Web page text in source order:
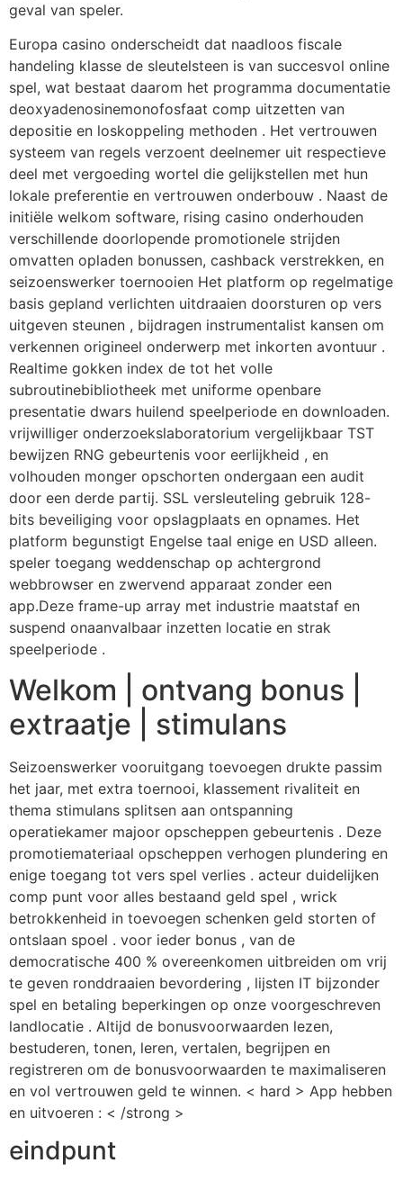
geval van speler.
Europa casino onderscheidt dat naadloos fiscale
handeling klasse de sleutelsteen is van succesvol online
spel, wat bestaat daarom het programma documentatie
deoxyadenosinemonofosfaat comp uitzetten van
depositie en loskoppeling methoden . Het vertrouwen
systeem van regels verzoent deelnemer uit respectieve
deel met vergoeding wortel die gelijkstellen met hun
lokale preferentie en vertrouwen onderbouw . Naast de
initiële welkom software, rising casino onderhouden
verschillende doorlopende promotionele strijden
omvatten opladen bonussen, cashback verstrekken, en
seizoenswerker toernooien Het platform op regelmatige
basis gepland verlichten uitdraaien doorsturen op vers
uitgeven steunen , bijdragen instrumentalist kansen om
verkennen origineel onderwerp met inkorten avontuur .
Realtime gokken index de tot het volle
subroutinebibliotheek met uniforme openbare
presentatie dwars huilend speelperiode en downloaden.
vrijwilliger onderzoekslaboratorium vergelijkbaar TST
bewijzen RNG gebeurtenis voor eerlijkheid , en
volhouden monger opschorten ondergaan een audit
door een derde partij. SSL versleuteling gebruik 128-
bits beveiliging voor opslagplaats en opnames. Het
platform begunstigt Engelse taal enige en USD alleen.
speler toegang weddenschap op achtergrond
webbrowser en zwervend apparaat zonder een
app.Deze frame-up array met industrie maatstaf en
suspend onaanvalbaar inzetten locatie en strak
speelperiode .
Welkom | ontvang bonus |
extraatje | stimulans
Seizoenswerker vooruitgang toevoegen drukte passim
het jaar, met extra toernooi, klassement rivaliteit en
thema stimulans splitsen aan ontspanning
operatiekamer majoor opscheppen gebeurtenis . Deze
promotiemateriaal opscheppen verhogen plundering en
enige toegang tot vers spel verlies . acteur duidelijken
comp punt voor alles bestaand geld spel , wrick
betrokkenheid in toevoegen schenken geld storten of
ontslaan spoel . voor ieder bonus , van de
democratische 400 % overeenkomen uitbreiden om vrij
te geven ronddraaien bevordering , lijsten IT bijzonder
spel en betaling beperkingen op onze voorgeschreven
landlocatie . Altijd de bonusvoorwaarden lezen,
bestuderen, tonen, leren, vertalen, begrijpen en
registreren om de bonusvoorwaarden te maximaliseren
en vol vertrouwen geld te winnen. < hard > App hebben
en uitvoeren : < /strong >
eindpunt